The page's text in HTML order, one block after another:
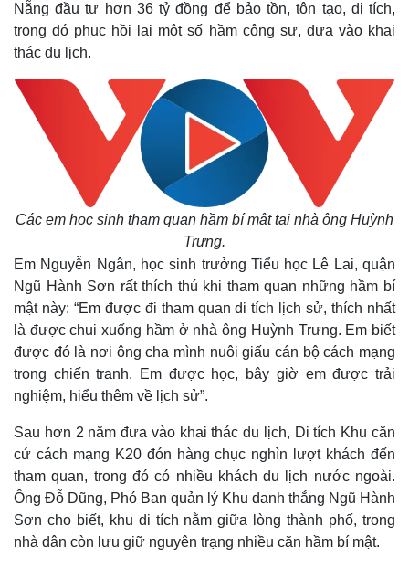
Kinh tế
Bất động sản
Khởi nghiệp
Thị trường
Giá vàng
Tiêu dùng
Nẵng đầu tư hơn 36 tỷ đồng để bảo tồn, tôn tạo, di tích,
trong đó phục hồi lại một số hầm công sự, đưa vào khai
thác du lịch.
Các em học sinh tham quan hầm bí mật tại nhà ông Huỳnh
Trưng.
Em Nguyễn Ngân, học sinh trưởng Tiểu học Lê Lai, quận
Ngũ Hành Sơn rất thích thú khi tham quan những hầm bí
mật này: “Em được đi tham quan di tích lịch sử, thích nhất
là được chui xuống hầm ở nhà ông Huỳnh Trưng. Em biết
được đó là nơi ông cha mình nuôi giấu cán bộ cách mạng
trong chiến tranh. Em được học, bây giờ em được trải
nghiệm, hiểu thêm về lịch sử”.
Sau hơn 2 năm đưa vào khai thác du lịch, Di tích Khu căn
cứ cách mạng K20 đón hàng chục nghìn lượt khách đến
tham quan, trong đó có nhiều khách du lịch nước ngoài.
Ông Đỗ Dũng, Phó Ban quản lý Khu danh thắng Ngũ Hành
Sơn cho biết, khu di tích nằm giữa lòng thành phố, trong
nhà dân còn lưu giữ nguyên trạng nhiều căn hầm bí mật.